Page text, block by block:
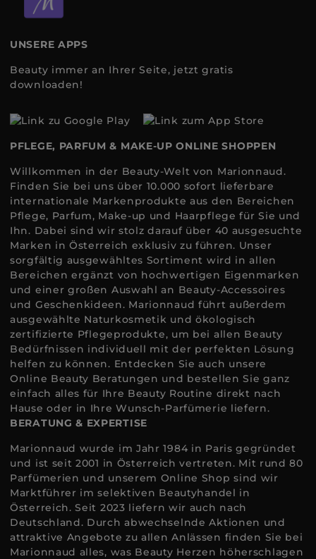
UNSERE APPS
Beauty immer an Ihrer Seite, jetzt gratis
downloaden!
PFLEGE, PARFUM & MAKE-UP ONLINE SHOPPEN
Willkommen in der Beauty-Welt von Marionnaud.
Finden Sie bei uns über 10.000 sofort lieferbare
internationale Markenprodukte aus den Bereichen
Pflege, Parfum, Make-up und Haarpflege für Sie und
Ihn. Dabei sind wir stolz darauf über 40 ausgesuchte
Marken in Österreich exklusiv zu führen. Unser
sorgfältig ausgewähltes Sortiment wird in allen
Bereichen ergänzt von hochwertigen Eigenmarken
und einer großen Auswahl an Beauty-Accessoires
und Geschenkideen. Marionnaud führt außerdem
ausgewählte Naturkosmetik und ökologisch
zertifizierte Pflegeprodukte, um bei allen Beauty
Bedürfnissen individuell mit der perfekten Lösung
helfen zu können. Entdecken Sie auch unsere
Online Beauty Beratungen und bestellen Sie ganz
einfach alles für Ihre Beauty Routine direkt nach
Hause oder in Ihre Wunsch-Parfümerie liefern.
BERATUNG & EXPERTISE
Marionnaud wurde im Jahr 1984 in Paris gegründet
und ist seit 2001 in Österreich vertreten. Mit rund 80
Parfümerien und unserem Online Shop sind wir
Marktführer im selektiven Beautyhandel in
Österreich. Seit 2023 liefern wir auch nach
Deutschland. Durch abwechselnde Aktionen und
attraktive Angebote zu allen Anlässen finden Sie bei
Marionnaud alles, was Beauty Herzen höherschlagen